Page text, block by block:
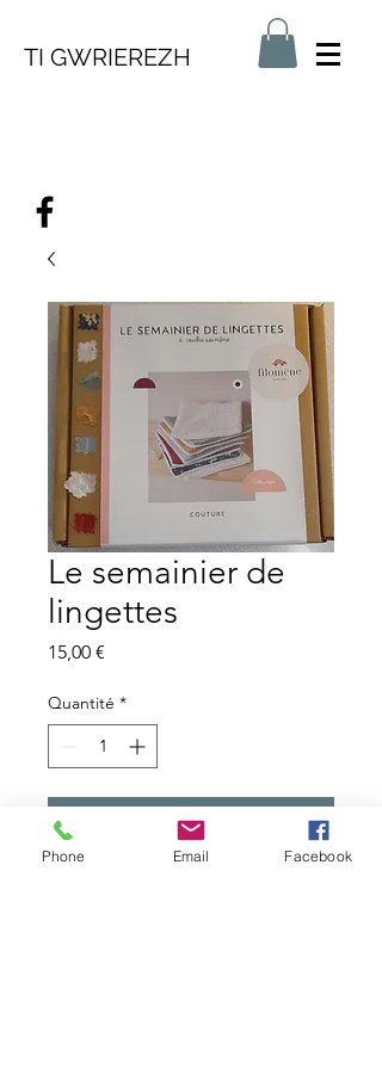
TI GWRIEREZH
Le semainier de
lingettes
15,00 €
Quantité *
Ajouter au panier
Phone Email Facebook